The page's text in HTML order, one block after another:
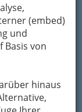
(embed)
und
Basis von
hinaus
3